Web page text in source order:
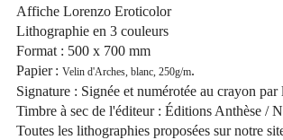
Affiche Lorenzo Eroticolor
Lithographie en 3 couleurs
Format : 500 x 700 mm
Papier : Velin d'Arches, blanc, 250g/m.
Signature : Signée et numérotée au crayon par
Timbre à sec de l'éditeur : Éditions Anthèse /
Toutes les lithographies proposées sur notre